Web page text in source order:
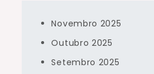
Novembro 2025
Outubro 2025
Setembro 2025